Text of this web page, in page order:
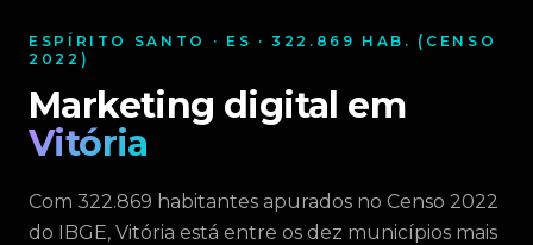
ESPÍRITO SANTO · ES · 322.869 HAB. (CENSO
2022)
Marketing digital em
Vitória
Com 322.869 habitantes apurados no Censo 2022
do IBGE, Vitória está entre os dez municípios mais